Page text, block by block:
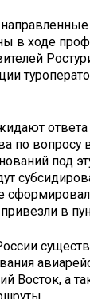
в ходе
ответа
по вопросу
под
в
Восток, а